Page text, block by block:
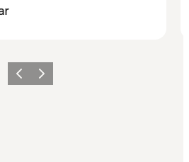
ForrigeNæste